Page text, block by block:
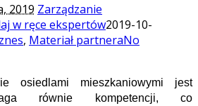
2019 Zarządzanie
w ręce ekspertów2019-10-
, Materiał partneraNo
osiedlami mieszkaniowymi jest
równie kompetencji, co